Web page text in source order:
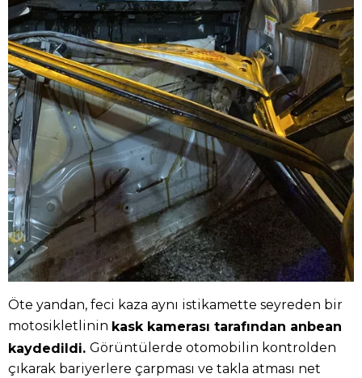
Öte yandan, feci kaza aynı istikamette seyreden bir
motosikletlinin kask kamerası tarafından anbean
kaydedildi. Görüntülerde otomobilin kontrolden
çıkarak bariyerlere çarpması ve takla atması net